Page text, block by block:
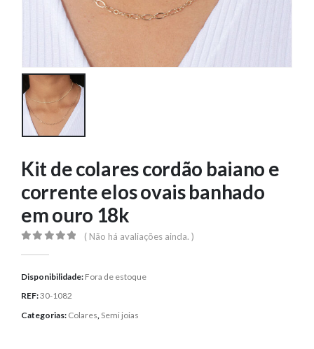
Kit de colares cordão baiano e
corrente elos ovais banhado
em ouro 18k
( Não há avaliações ainda. )
Disponibilidade: Fora de estoque
REF:30-1082
Categorias: Colares,Semi joias